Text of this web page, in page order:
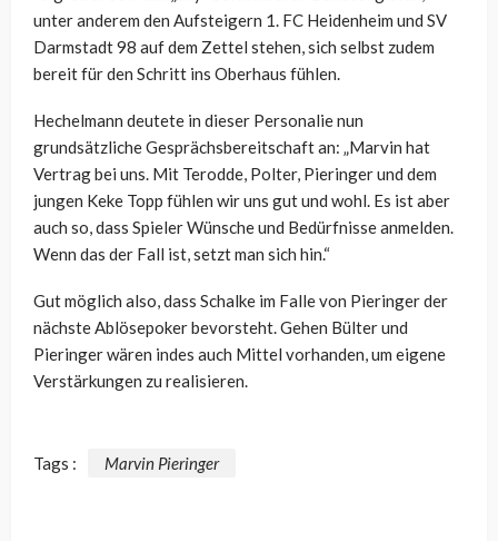
unter anderem den Aufsteigern 1. FC Heidenheim und SV
Darmstadt 98 auf dem Zettel stehen, sich selbst zudem
bereit für den Schritt ins Oberhaus fühlen.
Hechelmann deutete in dieser Personalie nun
grundsätzliche Gesprächsbereitschaft an: „Marvin hat
Vertrag bei uns. Mit Terodde, Polter, Pieringer und dem
jungen Keke Topp fühlen wir uns gut und wohl. Es ist aber
auch so, dass Spieler Wünsche und Bedürfnisse anmelden.
Wenn das der Fall ist, setzt man sich hin.“
Gut möglich also, dass Schalke im Falle von Pieringer der
nächste Ablösepoker bevorsteht. Gehen Bülter und
Pieringer wären indes auch Mittel vorhanden, um eigene
Verstärkungen zu realisieren.
Tags : Marvin Pieringer